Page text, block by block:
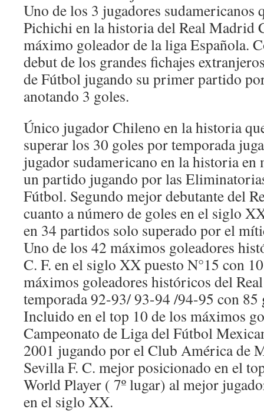
Uno de los 3 jugadores sudamericanos
Pichichi en la historia del Real Madrid
máximo goleador de la liga Española.
debut de los grandes fichajes
de Fútbol jugando su primer partido
anotando 3 goles.
Único jugador Chileno en la historia
superar los 30 goles por temporada
jugador sudamericano en la historia en
un partido jugando por las
Fútbol. Segundo mejor debutante del
cuanto a número de goles en el siglo
en 34 partidos solo superado por el
Uno de los 42 máximos goleadores
C. F. en el siglo XX puesto N°15 con
máximos goleadores históricos del
temporada 92-93/ 93-94 /94-95 con 85
Incluido en el top 10 de los máximos
Campeonato de Liga del Fútbol
2001 jugando por el Club América de
Sevilla F. C. mejor posicionado en el
World Player ( 7º lugar) al mejor
en el siglo XX.